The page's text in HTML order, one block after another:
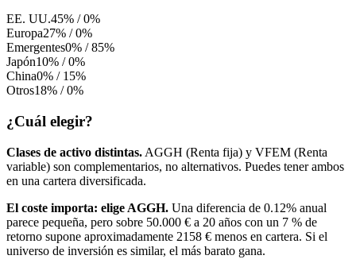
EE. UU.45% /0%
Europa27% /0%
Emergentes0% /85%
Japón10% /0%
China0% / 15%
Otros18% /0%
¿Cuál elegir?
Clases de activo distintas. AGGH (Renta fija) y VFEM (Renta
variable) son complementarios, no alternativos. Puedes tener ambos
en una cartera diversificada.
El coste importa: elige AGGH. Una diferencia de 0.12% anual
parece pequeña, pero sobre 50.000 € a 20 años con un 7 % de
retorno supone aproximadamente 2158 € menos en cartera. Si el
universo de inversión es similar, el más barato gana.